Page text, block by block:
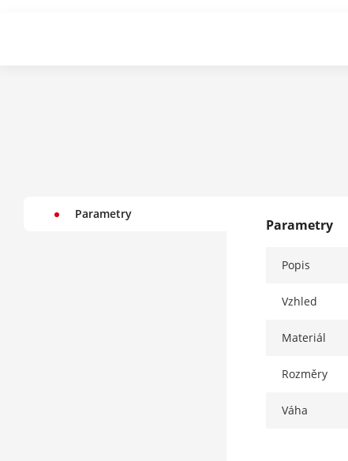
Parametry
Parametry
Popis
Vzhled
Materiál
Rozměry
Váha